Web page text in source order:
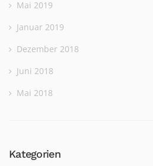
Mai 2019
Januar 2019
Dezember 2018
Juni 2018
Mai 2018
Kategorien